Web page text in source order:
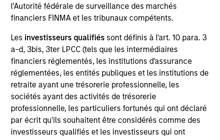
l'Autorité fédérale de surveillance des marchés
financiers FINMA et les tribunaux compétents.
Les investisseurs qualifiés sont définis à l'art. 10 para. 3
a-d, 3bis, 3ter LPCC (tels que les intermédiaires
financiers réglementés, les institutions d'assurance
réglementées, les entités publiques et les institutions de
retraite ayant une trésorerie professionnelle, les
sociétés ayant des activités de trésorerie
professionnelle, les particuliers fortunés qui ont déclaré
par écrit qu'ils souhaitent être considérés comme des
investisseurs qualifiés et les investisseurs qui ont
Invested on
Mar 2010
Transaction Type
Minority Investment
Realization Date
Jun 2015